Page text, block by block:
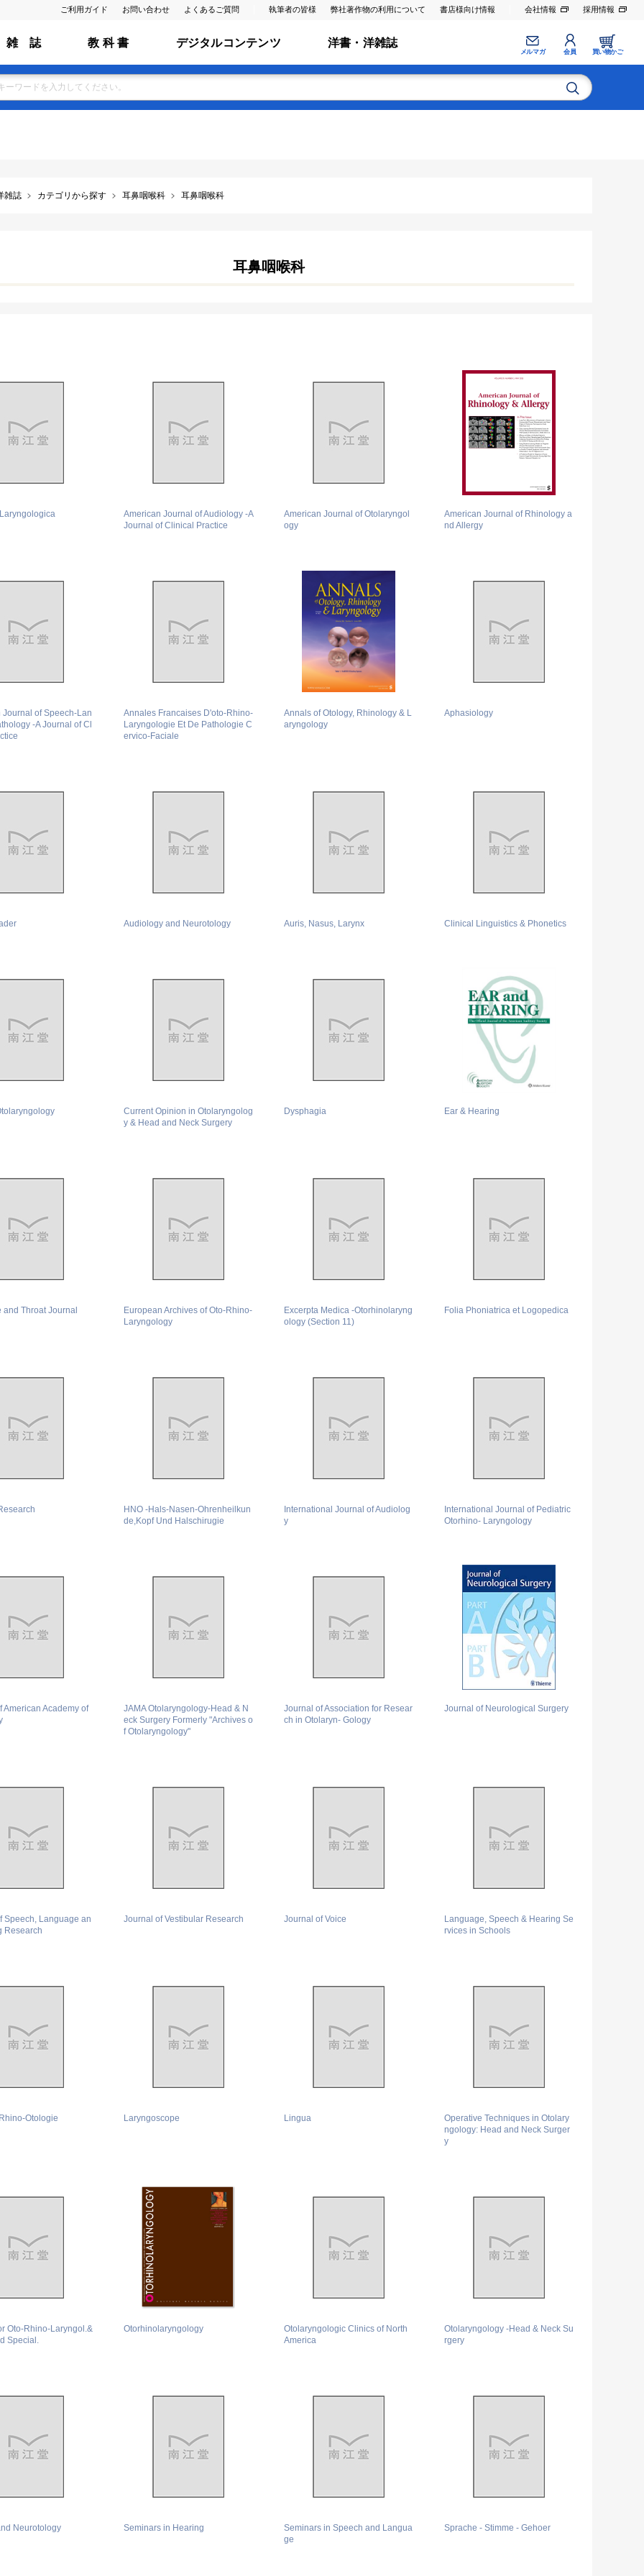
ご利用ガイド お問い合わせ よくあるご質問 執筆者の皆様 弊社著作物の利用について 書店様向け情報 会社情報 採用情報
雑 誌 教 科 書 デジタルコンテンツ 洋書・洋雑誌
メルマガ 会員 買い物かご
雑誌 カテゴリから探す 耳鼻咽喉科 耳鼻咽喉科
耳鼻咽喉科
American Journal of Audiology -A
Journal of Clinical Practice
American Journal of Otolaryngol
ogy
American Journal of Rhinology a
nd Allergy
Journal of Speech-Lan
-A Journal of Cl
Annales Francaises D'oto-Rhino-
Laryngologie Et De Pathologie C
ervico-Faciale
Annals of Otology, Rhinology & L
aryngology
Aphasiology
Audiology and Neurotology Auris, Nasus, Larynx Clinical Linguistics & Phonetics
Current Opinion in Otolaryngolog
y & Head and Neck Surgery
Dysphagia Ear & Hearing
and Throat Journal
European Archives of Oto-Rhino-
Laryngology
Excerpta Medica -Otorhinolaryng
ology (Section 11)
Folia Phoniatrica et Logopedica
HNO -Hals-Nasen-Ohrenheilkun
de,Kopf Und Halschirugie
International Journal of Audiolog
y
International Journal of Pediatric
Otorhino- Laryngology
American Academy of
JAMA Otolaryngology-Head & N
eck Surgery Formerly "Archives o
f Otolaryngology"
Journal of Association for Resear
ch in Otolaryn- Gology
Journal of Neurological Surgery
Speech, Language an
Research
Journal of Vestibular Research Journal of Voice
Language, Speech & Hearing Se
rvices in Schools
Otologie Laryngoscope Lingua
Operative Techniques in Otolary
ngology: Head and Neck Surger
y
Oto-Rhino-Laryngol.&
Special.
Otorhinolaryngology
Otolaryngologic Clinics of North
America
Otolaryngology -Head & Neck Su
rgery
Neurotology Seminars in Hearing
Seminars in Speech and Langua
ge
Sprache - Stimme - Gehoer